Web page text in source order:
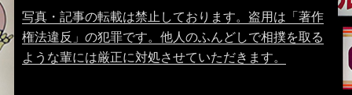
写真・記事の転載は禁止しております。盗用は「著作
権法違反」の犯罪です。他人のふんどしで相撲を取る
ような輩には厳正に対処させていただきます。